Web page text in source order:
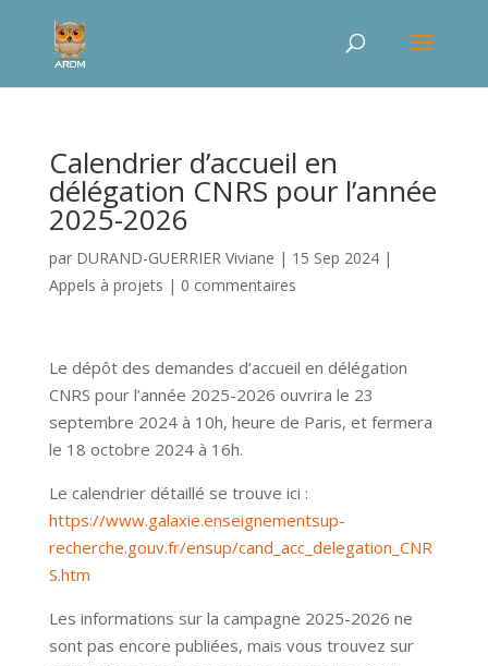
Calendrier d’accueil en
délégation CNRS pour l’année
2025-2026
par DURAND-GUERRIER Viviane | 15 Sep 2024|
Appels à projets | 0 commentaires
Le dépôt des demandes d’accueil en délégation
CNRS pour l’année 2025-2026 ouvrira le 23
septembre 2024 à 10h, heure de Paris, et fermera
le 18 octobre 2024 à 16h.
Le calendrier détaillé se trouve ici :
https://www.galaxie.enseignementsup-
recherche.gouv.fr/ensup/cand_acc_delegation_CNR
S.htm
Les informations sur la campagne 2025-2026 ne
sont pas encore publiées, mais vous trouvez sur